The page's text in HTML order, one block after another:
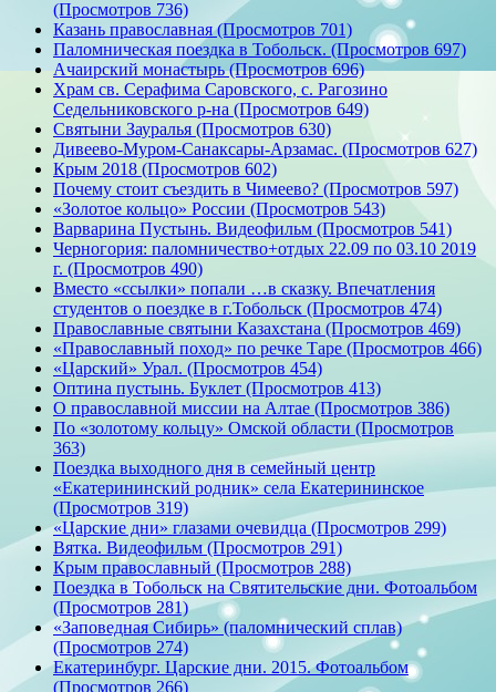
(Просмотров 736)
Казань православная (Просмотров 701)
Паломническая поездка в Тобольск. (Просмотров 697)
Ачаирский монастырь (Просмотров 696)
Храм св. Серафима Саровского, с. Рагозино
Седельниковского р-на (Просмотров 649)
Святыни Зауралья (Просмотров 630)
Дивеево-Муром-Санаксары-Арзамас. (Просмотров 627)
Крым 2018 (Просмотров 602)
Почему стоит съездить в Чимеево? (Просмотров 597)
«Золотое кольцо» России (Просмотров 543)
Варварина Пустынь. Видеофильм (Просмотров 541)
Черногория: паломничество+отдых 22.09 по 03.10 2019
г. (Просмотров 490)
Вместо «ссылки» попали …в сказку. Впечатления
студентов о поездке в г.Тобольск (Просмотров 474)
Православные святыни Казахстана (Просмотров 469)
«Православный поход» по речке Таре (Просмотров 466)
«Царский» Урал. (Просмотров 454)
Оптина пустынь. Буклет (Просмотров 413)
О православной миссии на Алтае (Просмотров 386)
По «золотому кольцу» Омской области (Просмотров
363)
Поездка выходного дня в семейный центр
«Екатерининский родник» села Екатерининское
(Просмотров 319)
«Царские дни» глазами очевидца (Просмотров 299)
Вятка. Видеофильм (Просмотров 291)
Крым православный (Просмотров 288)
Поездка в Тобольск на Святительские дни. Фотоальбом
(Просмотров 281)
«Заповедная Сибирь» (паломнический сплав)
(Просмотров 274)
Екатеринбург. Царские дни. 2015. Фотоальбом
(Просмотров 266)